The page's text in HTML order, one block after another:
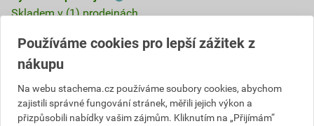
Skladem v (1) prodejnách
1 778,70 Kč
Cena s DPH
40,03 Kčza kg
1 600,83 Kčza ks
33,08 Kč za kg
1 323,00 Kč za ks
Používáme cookies pro lepší zážitek z
nákupu
Na webu stachema.cz používáme soubory cookies, abychom
zajistili správné fungování stránek, měřili jejich výkon a
přizpůsobili nabídky vašim zájmům. Kliknutím na „Přijímám“